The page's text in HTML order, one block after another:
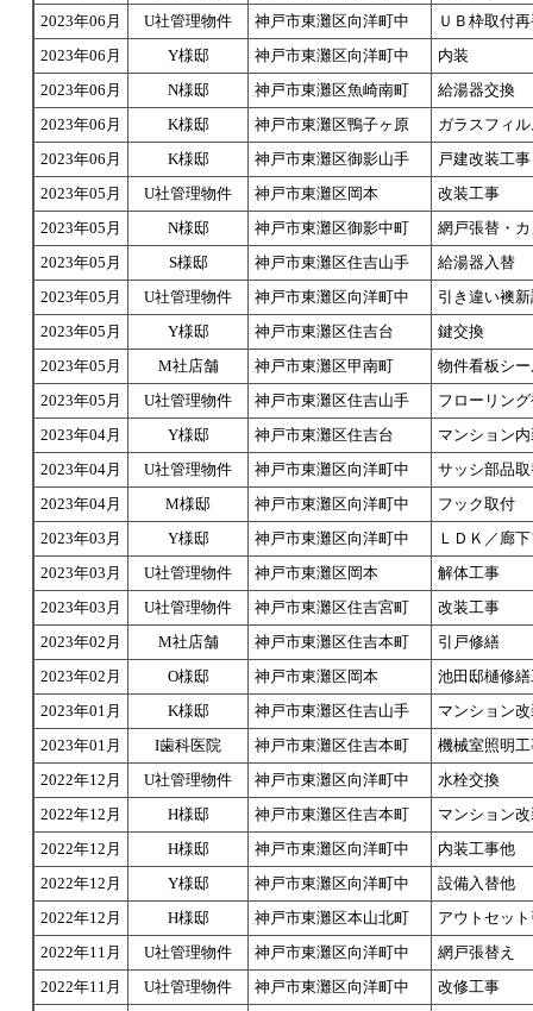
2023年06月
U社管理物件 神戸市東灘区向洋町中
ＵＢ枠取付
2023年06月
Y様邸 神戸市東灘区向洋町中
内装
2023年06月
N様邸 神戸市東灘区魚崎南町
給湯器交換
2023年06月
K様邸 神戸市東灘区鴨子ヶ原
ガラスフィ
2023年06月
K様邸 神戸市東灘区御影山手
戸建改装工事
2023年05月
U社管理物件 神戸市東灘区岡本
改装工事
2023年05月
N様邸 神戸市東灘区御影中町
網戸張替・
2023年05月
S様邸 神戸市東灘区住吉山手
給湯器入替
2023年05月
U社管理物件 神戸市東灘区向洋町中
引き違い襖
2023年05月
Y様邸 神戸市東灘区住吉台
鍵交換
2023年05月
M社店舗 神戸市東灘区甲南町
物件看板シ
2023年05月
U社管理物件 神戸市東灘区住吉山手
フローリン
2023年04月
Y様邸 神戸市東灘区住吉台
マンション
2023年04月
U社管理物件 神戸市東灘区向洋町中
サッシ部品
2023年04月
M様邸 神戸市東灘区向洋町中
フック取付
2023年03月
Y様邸 神戸市東灘区向洋町中
ＬＤＫ／廊
2023年03月
U社管理物件 神戸市東灘区岡本
解体工事
2023年03月
U社管理物件 神戸市東灘区住吉宮町
改装工事
2023年02月
M社店舗 神戸市東灘区住吉本町
引戸修繕
2023年02月
O様邸 神戸市東灘区岡本
池田邸樋修
2023年01月
K様邸 神戸市東灘区住吉山手
マンション
2023年01月
I歯科医院 神戸市東灘区住吉本町
機械室照明
2022年12月
U社管理物件 神戸市東灘区向洋町中
水栓交換
2022年12月
H様邸 神戸市東灘区住吉本町
マンション
2022年12月
H様邸 神戸市東灘区向洋町中
内装工事他
2022年12月
Y様邸 神戸市東灘区向洋町中
設備入替他
2022年12月
H様邸 神戸市東灘区本山北町
アウトセッ
2022年11月
U社管理物件 神戸市東灘区向洋町中
網戸張替え
2022年11月
U社管理物件 神戸市東灘区向洋町中
改修工事